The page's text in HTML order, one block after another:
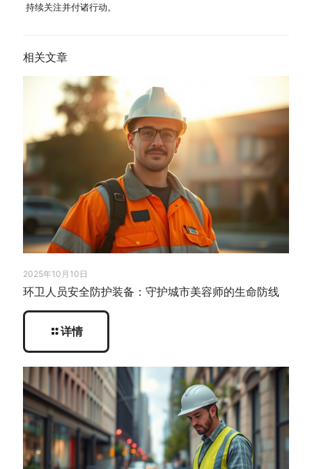
持续关注并付诸行动。
相关文章
2025年10月10日
环卫人员安全防护装备：守护城市美容师的生命防线
详情